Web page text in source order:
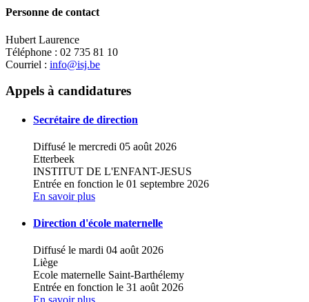
Personne de contact
Hubert Laurence
Téléphone : 02 735 81 10
Courriel : info@isj.be
INSTITUT SAINT-JOSEPH D'ENSEIGNEMENT
+
Appels à candidatures
Secrétaire de direction
Diffusé le mercredi 05 août 2026
Etterbeek
INSTITUT DE L'ENFANT-JESUS
Entrée en fonction le 01 septembre 2026
En savoir plus
Direction d'école maternelle
Diffusé le mardi 04 août 2026
Liège
Ecole maternelle Saint-Barthélemy
Entrée en fonction le 31 août 2026